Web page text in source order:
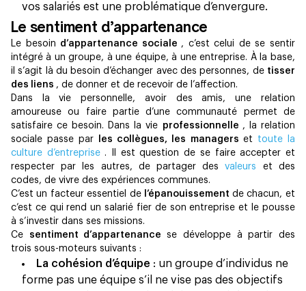
vos salariés est une problématique d’envergure.
Le sentiment d’appartenance
Le besoin d’appartenance sociale , c’est celui de se sentir
intégré à un groupe, à une équipe, à une entreprise. À la base,
il s’agit là du besoin d’échanger avec des personnes, de tisser
des liens , de donner et de recevoir de l’affection.
Dans la vie personnelle, avoir des amis, une relation
amoureuse ou faire partie d’une communauté permet de
satisfaire ce besoin. Dans la vie professionnelle , la relation
sociale passe par
les collègues, les managers et toute la
culture d’entreprise . Il est question de se faire accepter et
respecter par les autres, de partager desvaleurs et des
codes, de vivre des expériences communes.
C’est un facteur essentiel de l’épanouissement de chacun, et
c’est ce qui rend un salarié fier de son entreprise et le pousse
à s’investir dans ses missions.
Ce sentiment d’appartenancese développe à partir des
trois sous-moteurs suivants :
La cohésion d’équipe : un groupe d’individus ne
forme pas une équipe s’il ne vise pas des objectifs